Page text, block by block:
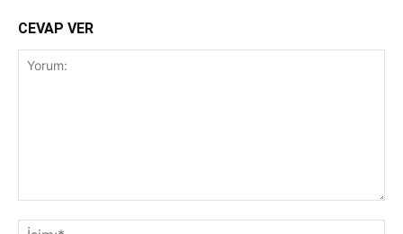
CEVAP VER